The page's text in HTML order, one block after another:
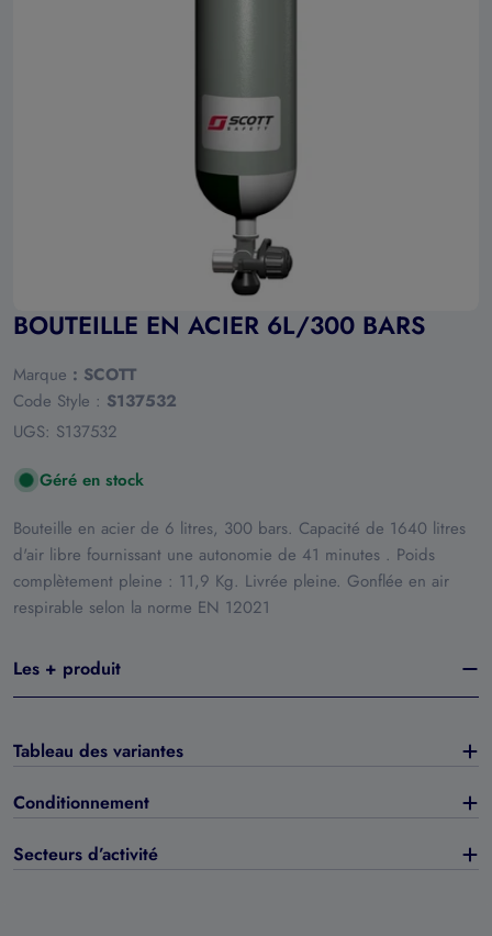
BOUTEILLE EN ACIER 6L/300 BARS
Marque : SCOTT
Code Style : S137532
UGS: S137532
Géré en stock
Bouteille en acier de 6 litres, 300 bars. Capacité de 1640 litres
d'air libre fournissant une autonomie de 41 minutes . Poids
complètement pleine : 11,9 Kg. Livrée pleine. Gonflée en air
respirable selon la norme EN 12021
Les + produit
Tableau des variantes
Conditionnement
Secteurs d’activité